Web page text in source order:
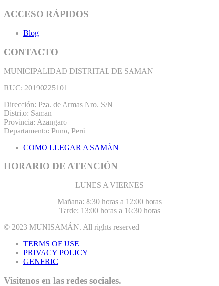
ACCESO RÁPIDOS
Blog
CONTACTO
MUNICIPALIDAD DISTRITAL DE SAMAN
RUC: 20190225101
Dirección: Pza. de Armas Nro. S/N
Distrito: Saman
Provincia: Azangaro
Departamento: Puno, Perú
COMO LLEGAR A SAMÁN
HORARIO DE ATENCIÓN
LUNES A VIERNES
Mañana: 8:30 horas a 12:00 horas
Tarde: 13:00 horas a 16:30 horas
© 2023 MUNISAMÁN. All rights reserved
TERMS OF USE
PRIVACY POLICY
GENERIC
Visitenos en las redes sociales.